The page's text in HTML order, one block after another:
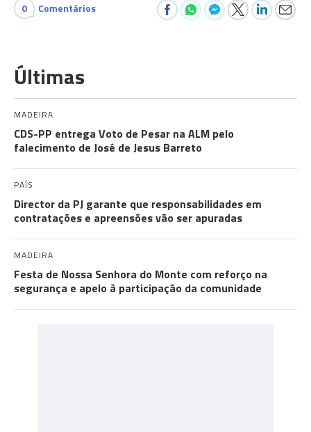
0 Comentários
Últimas
MADEIRA
CDS-PP entrega Voto de Pesar na ALM pelo
falecimento de José de Jesus Barreto
PAÍS
Director da PJ garante que responsabilidades em
contratações e apreensões vão ser apuradas
MADEIRA
Festa de Nossa Senhora do Monte com reforço na
segurança e apelo à participação da comunidade